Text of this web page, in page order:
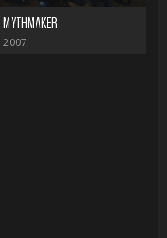
MYTHMAKER
2007